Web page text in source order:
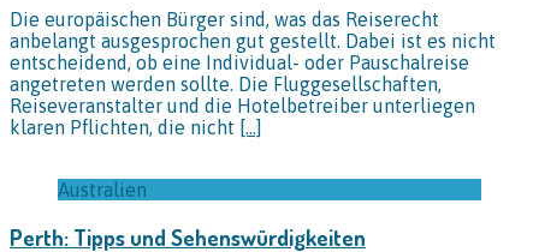
Die europäischen Bürger sind, was das Reiserecht
anbelangt ausgesprochen gut gestellt. Dabei ist es nicht
entscheidend, ob eine Individual- oder Pauschalreise
angetreten werden sollte. Die Fluggesellschaften,
Reiseveranstalter und die Hotelbetreiber unterliegen
klaren Pflichten, die nicht […]
Australien
Perth: Tipps und Sehenswürdigkeiten